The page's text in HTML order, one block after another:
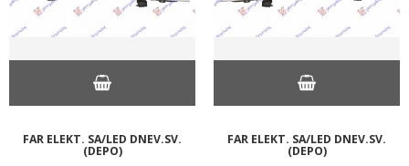
FAR ELEKT. SA/LED DNEV.SV.
(DEPO)
FAR ELEKT. SA/LED DNEV.SV.
(DEPO)